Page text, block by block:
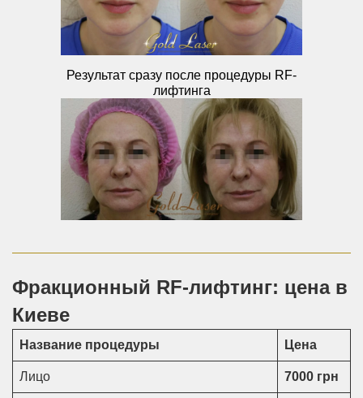
Результат сразу после процедуры RF-
лифтинга
Фракционный RF-лифтинг: цена в
Киеве
Название процедуры Цена
Лицо 7000 грн